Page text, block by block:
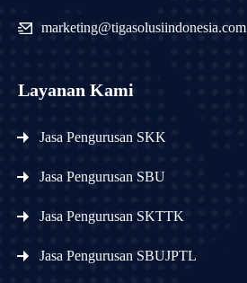
marketing@tigasolusiindonesia.com
Layanan Kami
Jasa Pengurusan SKK
Jasa Pengurusan SBU
Jasa Pengurusan SKTTK
Jasa Pengurusan SBUJPTL